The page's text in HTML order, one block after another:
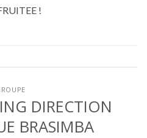
!
DIRECTION
BRASIMBA